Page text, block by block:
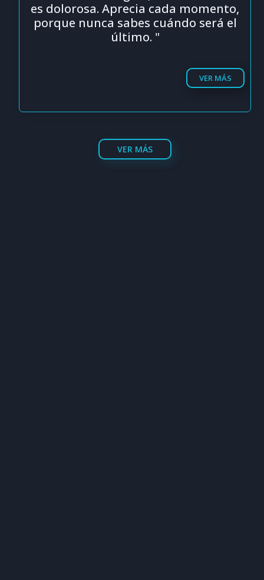
es dolorosa. Aprecia cada momento,
porque nunca sabes cuándo será el
último. "
VER MÁS
VER MÁS